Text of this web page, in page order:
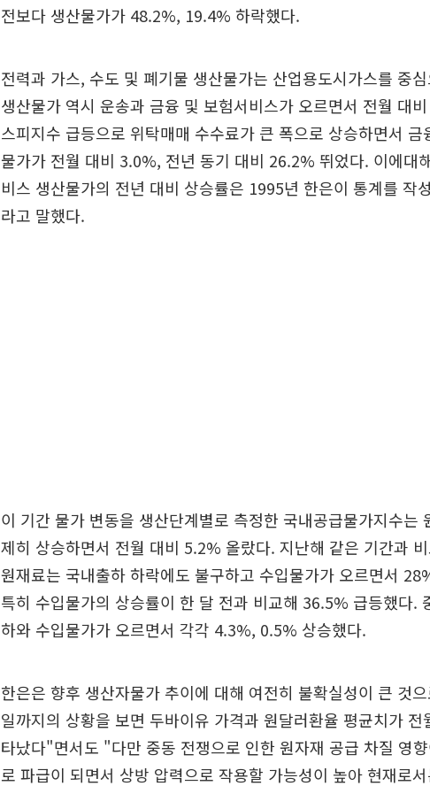
전보다 생산물가가 48.2%, 19.4% 하락했다.
전력과 가스, 수도 및 폐기물 생산물가는 산업용도시가스를 중
생산물가 역시 운송과 금융 및 보험서비스가 오르면서 전월 대
스피지수 급등으로 위탁매매 수수료가 큰 폭으로 상승하면서
물가가 전월 대비 3.0%, 전년 동기 대비 26.2% 뛰었다. 이에대
비스 생산물가의 전년 대비 상승률은 1995년 한은이 통계를 작
라고 말했다.
이 기간 물가 변동을 생산단계별로 측정한 국내공급물가지수는
제히 상승하면서 전월 대비 5.2% 올랐다. 지난해 같은 기간과
원재료는 국내출하 하락에도 불구하고 수입물가가 오르면서
특히 수입물가의 상승률이 한 달 전과 비교해 36.5% 급등했다.
하와 수입물가가 오르면서 각각 4.3%, 0.5% 상승했다.
한은은 향후 생산자물가 추이에 대해 여전히 불확실성이 큰 것
일까지의 상황을 보면 두바이유 가격과 원달러환율 평균치가
타났다"면서도 "다만 중동 전쟁으로 인한 원자재 공급 차질 영
로 파급이 되면서 상방 압력으로 작용할 가능성이 높아 현재로